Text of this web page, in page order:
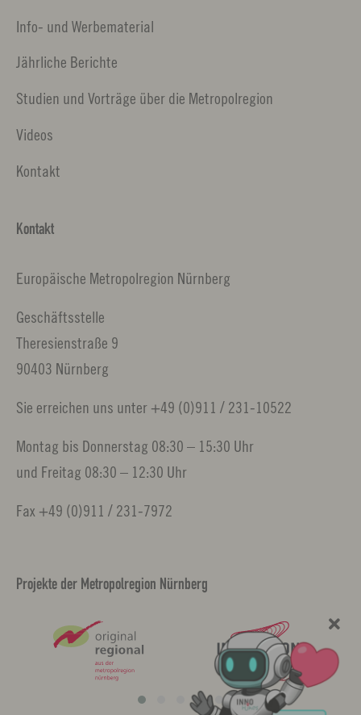
Info- und Werbematerial
Jährliche Berichte
Studien und Vorträge über die Metropolregion
Videos
Kontakt
Kontakt
Europäische Metropolregion Nürnberg
Geschäftsstelle
Theresienstraße 9
90403 Nürnberg
Sie erreichen uns unter +49 (0)911 / 231-10522
Montag bis Donnerstag 08:30 – 15:30 Uhr
und Freitag 08:30 – 12:30 Uhr
Fax +49 (0)911 / 231-7972
Projekte der Metropolregion Nürnberg